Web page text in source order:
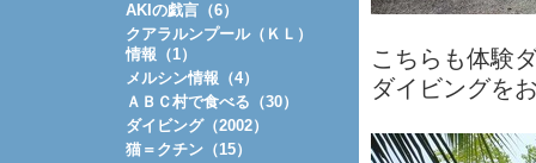
こちらも体験
ダイビングを
AKIの戯言（6）
クアラルンプール（ＫＬ）
情報（1）
メルシン情報（4）
ＡＢＣ村で食べる（30）
ダイビング（2002）
猫＝クチン（15）